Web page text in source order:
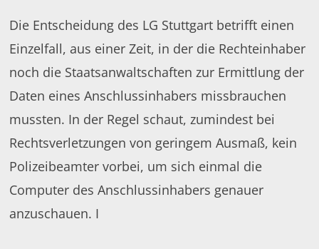
Die Entscheidung des LG Stuttgart betrifft einen
Einzelfall, aus einer Zeit, in der die Rechteinhaber
noch die Staatsanwaltschaften zur Ermittlung der
Daten eines Anschlussinhabers missbrauchen
mussten. In der Regel schaut, zumindest bei
Rechtsverletzungen von geringem Ausmaß, kein
Polizeibeamter vorbei, um sich einmal die
Computer des Anschlussinhabers genauer
anzuschauen. I